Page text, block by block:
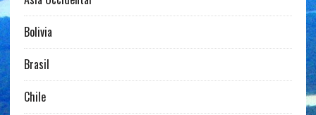
Bolivia
Brasil
Chile